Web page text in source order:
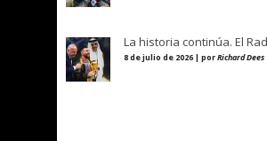
La historia continúa. El
8 de julio de 2026 | porRichard Dees